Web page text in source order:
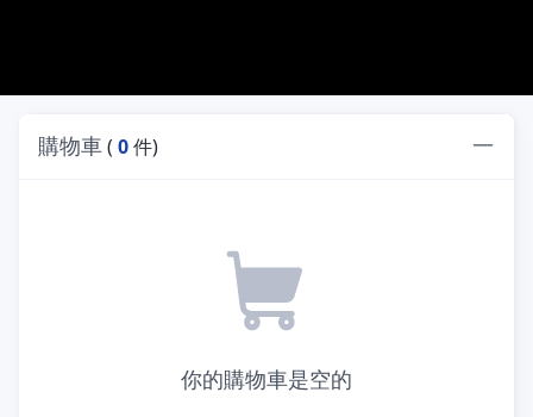
購物車( 0件)
你的購物車是空的